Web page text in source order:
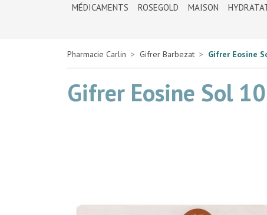
MÉDICAMENTS ROSEGOLD MAISON
Pharmacie Carlin Gifrer Barbezat Gifrer Eosine
Gifrer Eosine Sol